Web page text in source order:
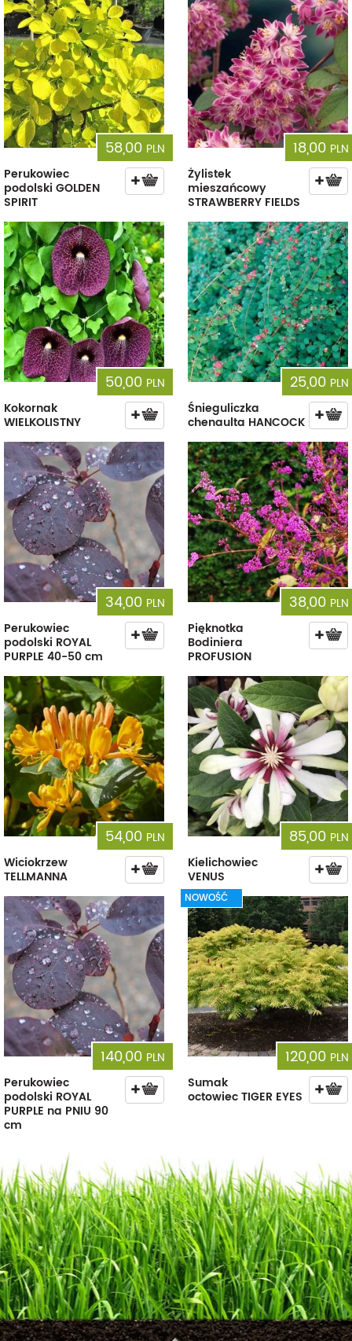
58,00 PLN
Perukowiec
podolski GOLDEN
SPIRIT
18,00 PLN
Żylistek
mieszańcowy
STRAWBERRY FIELDS
50,00 PLN
Kokornak
WIELKOLISTNY
25,00 PLN
Śnieguliczka
chenaulta HANCOCK
34,00 PLN
Perukowiec
podolski ROYAL
PURPLE 40-50 cm
38,00 PLN
Pięknotka
Bodiniera
PROFUSION
54,00 PLN
Wiciokrzew
TELLMANNA
85,00 PLN
Kielichowiec
VENUS
140,00 PLN
Perukowiec
podolski ROYAL
PURPLE na PNIU 90
cm
NOWOŚĆ
120,00 PLN
Sumak
octowiec TIGER EYES